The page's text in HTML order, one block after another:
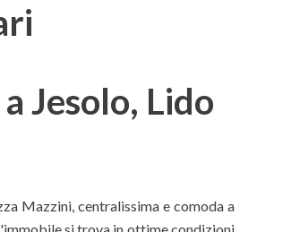
Jesolo, Lido
Mazzini, centralissima e comoda a